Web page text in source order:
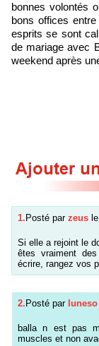
bonnes volontés
bons offices
esprits se sont
de mariage avec
weekend après
1. Posté par zeus
Si elle a rejoint le
êtes vraiment
écrire, rangez vos
2.Posté par luneso
balla n est pas
muscles et non